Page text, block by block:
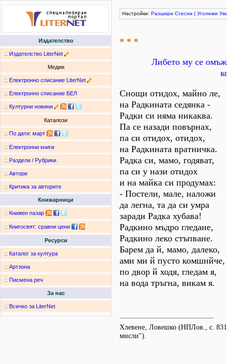
Издателство
:. Издателство LiterNet
Медии
:. Електронно списание LiterNet
:. Електронно списание БЕЛ
:. Културни новини
Каталози
:. По дати: март
:. Електронни книги
:. Раздели / Рубрики
:. Автори
:. Критика за авторите
Книжарници
:. Книжен пазар
:. Книгосвят: сравни цени
Ресурси
:. Каталог за култура
:. Артзона
:. Писмена реч
За нас
:. Всичко за LiterNet
Настройки: Разшири Стесни | Уголеми
* * *
Либето му се
Снощи отидох, майно ле,
на Радкината седянка -
Радки си няма никаква.
Па се назади повърнах,
па си отидох, отидох,
на Радкината вратничка.
Радка си, мамо, годяват,
па си у нази отидох
и на майка си продумах:
- Постели, мале, наложи
да легна, та да си умра
заради Радка хубава!
Радкино мъдро гледане,
Радкино леко стъпване.
Барем да й, мамо, далеко,
ами ми й пусто комшнйче,
по двор й ходя, гледам я,
на вода тръгна, викам я.
Хлевене, Ловешко (НПЛов., с. 831
мисли").